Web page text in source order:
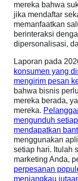
mereka bahwa
jika mendaftar
memanfaatkan
berinteraksi
dipersonalisasi,
Laporan pada
konsumen yang
mengirim pesan
bahwa bisnis
mereka berada,
mereka.
mengunduh
mendapatkan
menggunakan
setiap hari. Itulah
marketing Anda,
perpesanan
menjangkau